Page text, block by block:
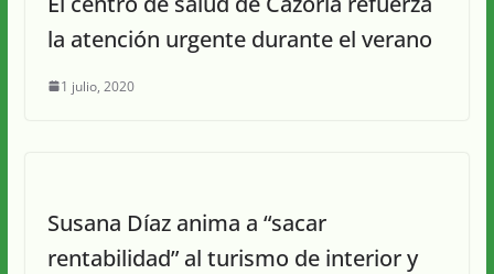
la atención urgente durante el verano
1 julio, 2020
Susana Díaz anima a “sacar
rentabilidad” al turismo de interior y